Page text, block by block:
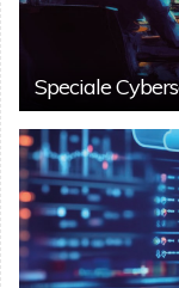
Speciale